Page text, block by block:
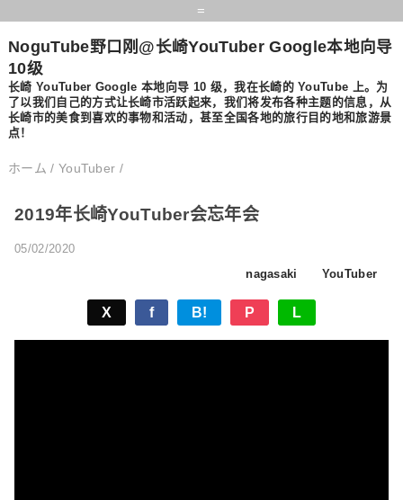
=
NoguTube野口刚@长崎YouTuber Google本地向导
10级
长崎 YouTuber Google 本地向导 10 级，我在长崎的 YouTube 上。为
了以我们自己的方式让长崎市活跃起来，我们将发布各种主题的信息，从
长崎市的美食到喜欢的事物和活动，甚至全国各地的旅行目的地和旅游景
点！
ホーム / YouTuber /
2019年长崎YouTuber会忘年会
05/02/2020
nagasaki
YouTuber
X f B! P L